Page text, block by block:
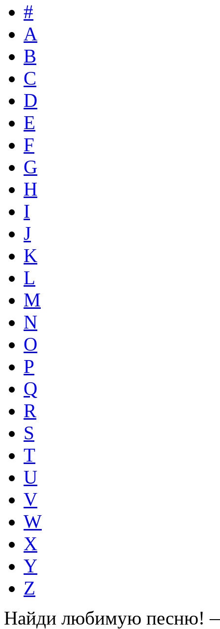
#
A
B
C
D
E
F
G
H
I
J
K
L
M
N
O
P
Q
R
S
T
U
V
W
X
Y
Z
Найди любимую песню!